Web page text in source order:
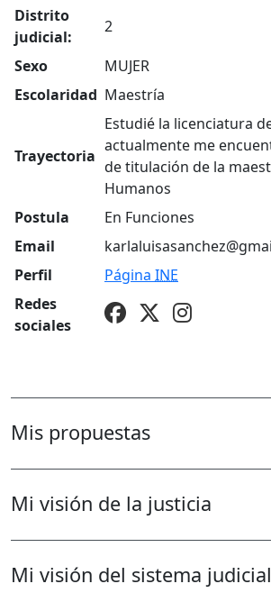
Distrito
judicial:
2
Sexo
MUJER
Escolaridad Maestría
Trayectoria
Estudié la licenciatura
actualmente me
de titulación de la
Humanos
Postula
En Funciones
Email
Perfil
Página INE
Redes
sociales
Mis propuestas
Mi visión de la justicia
Mi visión del sistema judicial